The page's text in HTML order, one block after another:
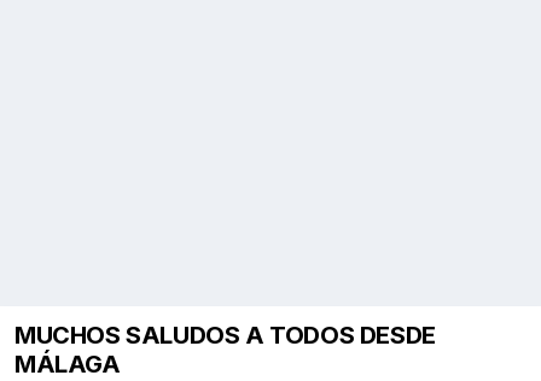
MUCHOS SALUDOS A TODOS DESDE
MÁLAGA